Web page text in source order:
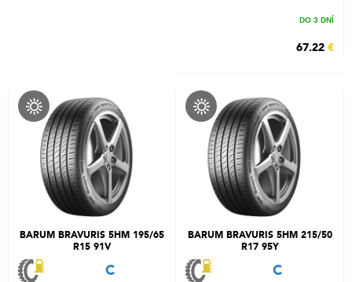
DO 3 DNÍ
67.22 €
BARUM BRAVURIS 5HM 195/65
R15 91V
C
BARUM BRAVURIS 5HM 215/50
R17 95Y
C